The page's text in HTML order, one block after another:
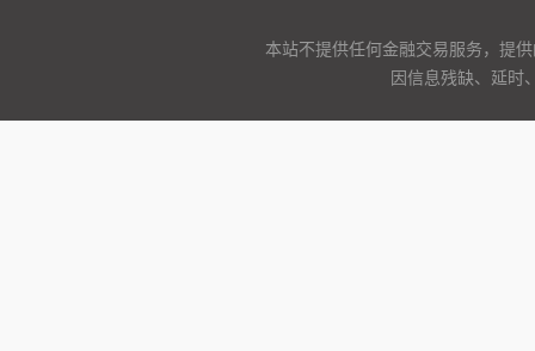
本站不提供任何金融交易服务，提
因信息残缺、延时